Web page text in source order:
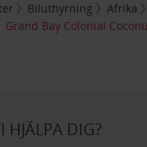
Biluthyrning Afrika
Grand Bay Colonial
HJÄLPA DIG?